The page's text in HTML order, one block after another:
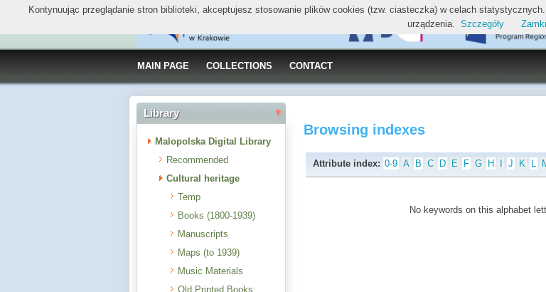
MAIN PAGE COLLECTIONS CONTACT
Library
Malopolska Digital Library
Recommended
Cultural heritage
Temp
Books (1800-1939)
Manuscripts
Maps (to 1939)
Music Materials
Old Printed Books
Browsing indexes
Attribute index: 0-9 A B C D E F G H J K L
No keywords on this alphabet
Kontynuując przeglądanie stron biblioteki, akceptujesz stosowanie plików cookies (tzw. ciasteczka) w celach
urządzenia. Szczegóły